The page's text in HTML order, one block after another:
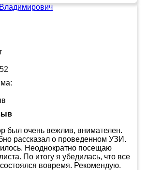
был очень вежлив, внимателен.
рассказал о проведенном УЗИ.
Неоднократно посещаю
По итогу я убедилась, что все
вовремя. Рекомендую.